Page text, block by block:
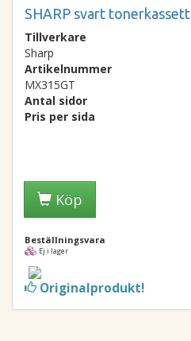
SHARP svart tonerkassett
Tillverkare
Sharp
Artikelnummer
MX315GT
Antal sidor
Pris per sida
Köp
Beställningsvara
Ej i lager
Originalprodukt!